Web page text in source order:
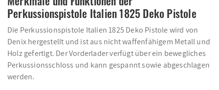
Perkussionspistole Italien 1825 Deko Pistole
Die Perkussionspistole Italien 1825 Deko Pistole wird von
Denix hergestellt und ist aus nicht waffenfähigem Metall und
Holz gefertigt. Der Vorderlader verfügt über ein bewegliches
Perkussionsschloss und kann gespannt sowie abgeschlagen
werden.